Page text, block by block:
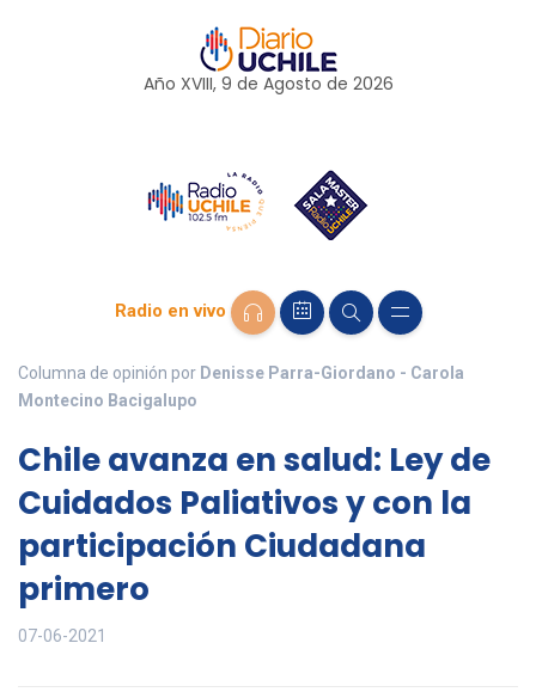
Año XVIII, 9 de Agosto de 2026
Radio en vivo
Columna de opinión por Denisse Parra-Giordano - Carola
Montecino Bacigalupo
Chile avanza en salud: Ley de
Cuidados Paliativos y con la
participación Ciudadana
primero
07-06-2021